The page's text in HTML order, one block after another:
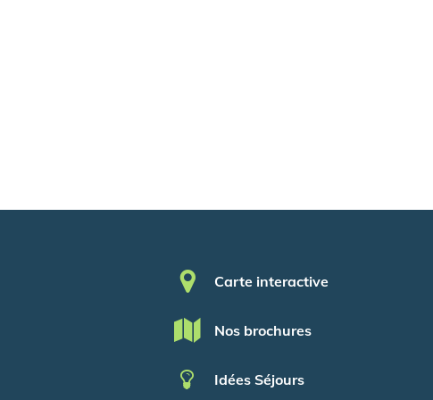
Pied de page
Carte interactive
Nos brochures
Idées Séjours